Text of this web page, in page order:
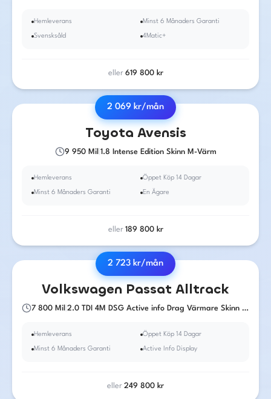
Hemleverans Minst 6 Månaders Garanti
Svensksåld 4Matic+
eller 619 800kr
2 069 kr/mån
Toyota Avensis
9 950Mil 1.8 Intense Edition Skinn M-Värm
Hemleverans Öppet Köp 14 Dagar
Minst 6 Månaders Garanti En Ägare
eller 189 800kr
2 723 kr/mån
Volkswagen Passat Alltrack
7 800 Mil 2.0 TDI 4M DSG Active info Drag Värmare Skinn 190hk
Hemleverans Öppet Köp 14 Dagar
Minst 6 Månaders Garanti Active Info Display
eller 249 800 kr